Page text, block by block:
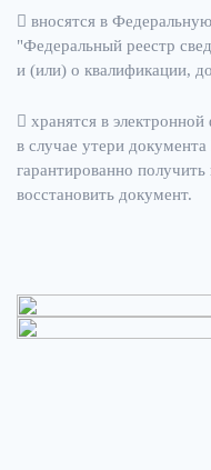
вносятся в
"Федеральный реестр
и (или) о квалификации,
хранятся в
в случае утери
гарантированно
восстановить документ.